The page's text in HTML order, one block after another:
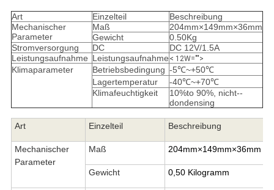
Art Einzelteil
Beschreibung
Mechanischer
Parameter
Maß
204mm×149mm×36mm
Gewicht
0.50Kg
Stromversorgung
DC
DC 12V/1.5A
Leistungsaufnahme Leistungsaufnahme < 12W="">
Klimaparameter Betriebsbedingung -5℃~+50℃
Lagertemperatur
-40℃~+70℃
Klimafeuchtigkeit
10%to 90%, nicht--
dondensing
Art Einzelteil Beschreibung
Mechanischer
Parameter
Maß 204mm×149mm×36mm
Gewicht 0,50 Kilogramm